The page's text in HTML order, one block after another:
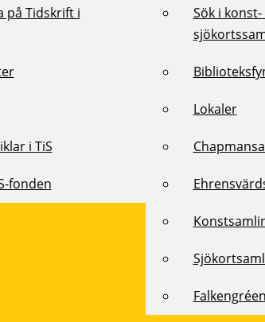
på Tidskrift i
i TiS
fonden
Sök i
Lokaler